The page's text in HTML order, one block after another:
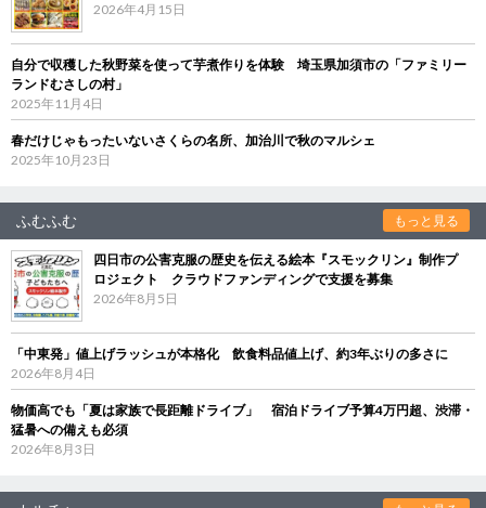
2026年4月15日
自分で収穫した秋野菜を使って芋煮作りを体験 埼玉県加須市の「ファミリー
ランドむさしの村」
2025年11月4日
春だけじゃもったいないさくらの名所、加治川で秋のマルシェ
2025年10月23日
ふむふむ もっと見る
四日市の公害克服の歴史を伝える絵本『スモックリン』制作プ
ロジェクト クラウドファンディングで支援を募集
2026年8月5日
「中東発」値上げラッシュが本格化 飲食料品値上げ、約3年ぶりの多さに
2026年8月4日
物価高でも「夏は家族で長距離ドライブ」 宿泊ドライブ予算4万円超、渋滞・
猛暑への備えも必須
2026年8月3日